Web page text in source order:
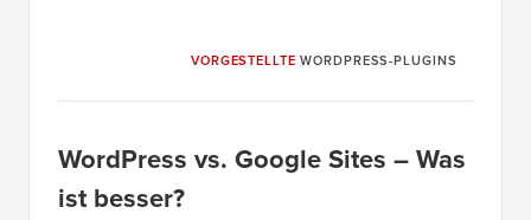
VORGESTELLTE WORDPRESS-PLUGINS
WordPress vs. Google Sites – Was
ist besser?